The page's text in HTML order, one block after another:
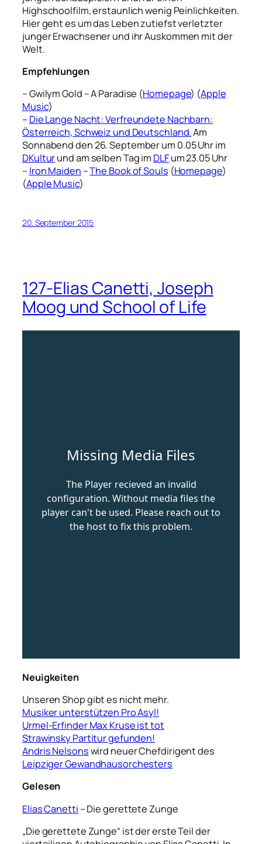
Highschoolfilm, erstaunlich wenig Peinlichkeiten.
Hier geht es um das Leben zutiefst verletzter
junger Erwachsener und ihr Auskommen mit der
Welt.
Empfehlungen
– Gwilym Gold – A Paradise (Homepage) (Apple
Music)
– Die Lange Nacht: Verfreundete Nachbarn:
Österreich, Schweiz und Deutschland.Am
Sonnabend den 26. September um 0.05 Uhr im
DKulturund am selben Tag im DLFum 23.05 Uhr
– Iron Maiden –The Book of Souls (Homepage)
(Apple Music)
20. September 2015
127-Elias Canetti, Joseph
Moog und School of Life
Neuigkeiten
Unseren Shop gibt es nicht mehr.
Musiker unterstützen Pro Asyl!
Urmel-Erfinder Max Kruse ist tot
Strawinsky Partitur gefunden!
Andris Nelsonswird neuer Chefdirigent des
Leipziger Gewandhausorchesters
Gelesen
Elias Canetti – Die gerettete Zunge
„Die gerettete Zunge“ ist der erste Teil der